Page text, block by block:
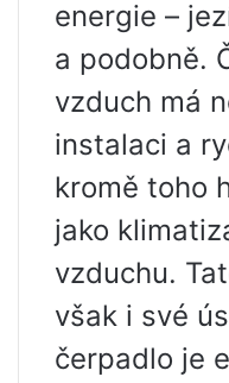
energie –
a podobně.
vzduch má
instalaci a
kromě toho
jako
vzduchu.
však i své
čerpadlo je